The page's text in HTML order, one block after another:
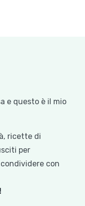
e questo è il mio
ricette di
per
con